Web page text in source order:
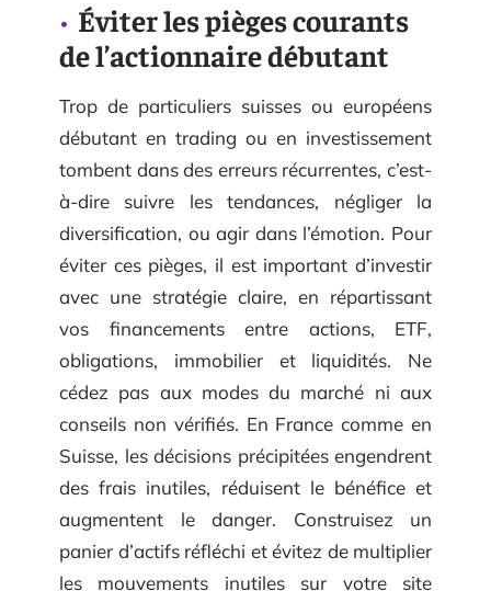
Éviter les pièges courants
de l’actionnaire débutant
Trop de particuliers suisses ou européens
débutant en trading ou en investissement
tombent dans des erreurs récurrentes, c’est-
à-dire suivre les tendances, négliger la
diversification, ou agir dans l’émotion. Pour
éviter ces pièges, il est important d’investir
avec une stratégie claire, en répartissant
vos financements entre actions, ETF,
obligations, immobilier et liquidités. Ne
cédez pas aux modes du marché ni aux
conseils non vérifiés. En France comme en
Suisse, les décisions précipitées engendrent
des frais inutiles, réduisent le bénéfice et
augmentent le danger. Construisez un
panier d’actifs réfléchi et évitez de multiplier
les mouvements inutiles sur votre site